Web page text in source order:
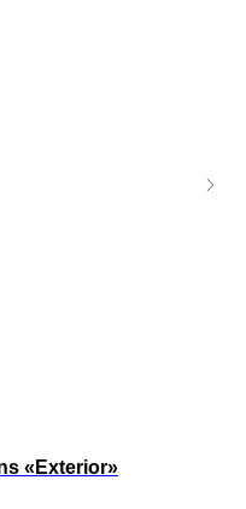
«Exterior»